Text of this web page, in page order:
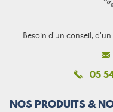
Besoin d'un conseil,
05
NOS PRODUITS &